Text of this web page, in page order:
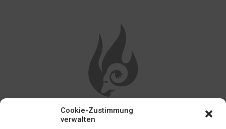
Cookie-Zustimmung
verwaltenWEITERE LINKS